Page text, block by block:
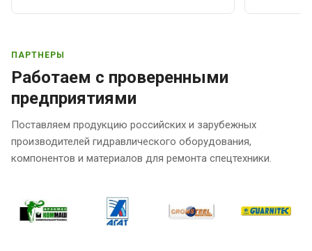
ПАРТНЕРЫ
Работаем с проверенными
предприятиями
Поставляем продукцию российских и зарубежных
производителей гидравлического оборудования,
компонентов и материалов для ремонта спецтехники.